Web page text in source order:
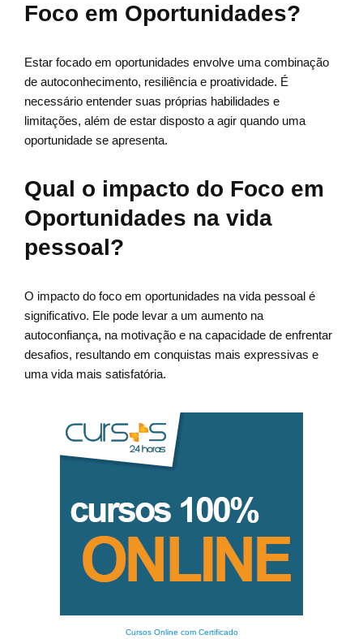
Foco em Oportunidades?
Estar focado em oportunidades envolve uma combinação
de autoconhecimento, resiliência e proatividade. É
necessário entender suas próprias habilidades e
limitações, além de estar disposto a agir quando uma
oportunidade se apresenta.
Qual o impacto do Foco em
Oportunidades na vida
pessoal?
O impacto do foco em oportunidades na vida pessoal é
significativo. Ele pode levar a um aumento na
autoconfiança, na motivação e na capacidade de enfrentar
desafios, resultando em conquistas mais expressivas e
uma vida mais satisfatória.
Cursos Online com Certificado